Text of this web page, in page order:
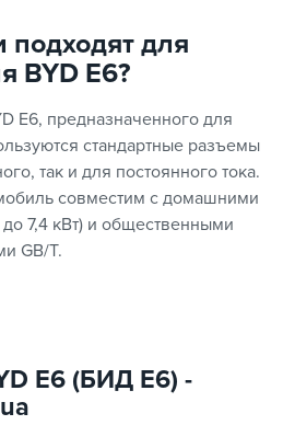
подходят для
BYD E6?
E6, предназначенного для
стандартные разъемы
так и для постоянного тока.
совместим с домашними
7,4 кВт) и общественными
GB/T.
E6 (БИД Е6) -